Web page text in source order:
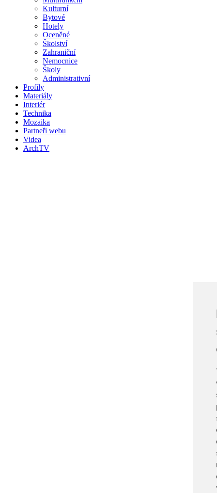
Kulturní
Bytové
Hotely
Oceněné
Školství
Zahraniční
Nemocnice
Školy
Administrativní
Profily
Materiály
Interiér
Technika
Mozaika
Partneři webu
Videa
ArchTV